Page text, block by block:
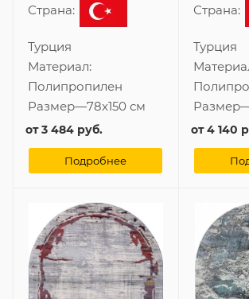
Страна:
Турция
Материал:
Полипропилен
Размер—78x150 см
от3 484 руб.
Подробнее
Страна:
Турция
Размер
от4 140